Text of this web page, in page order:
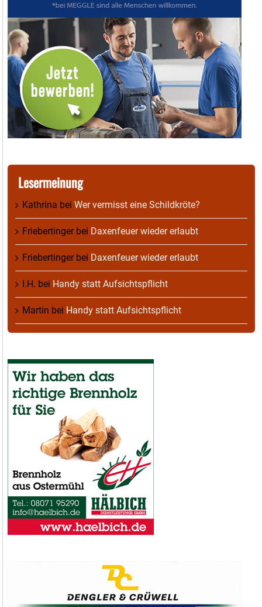
Lesermeinung
Kathrina bei Wer vermisst eine Schildkröte?
Friebertingerbei Daxenfeuer wieder erlaubt
Friebertingerbei Daxenfeuer wieder erlaubt
I.H. bei Handy statt Aufsichtspflicht
Martin bei Handy statt Aufsichtspflicht